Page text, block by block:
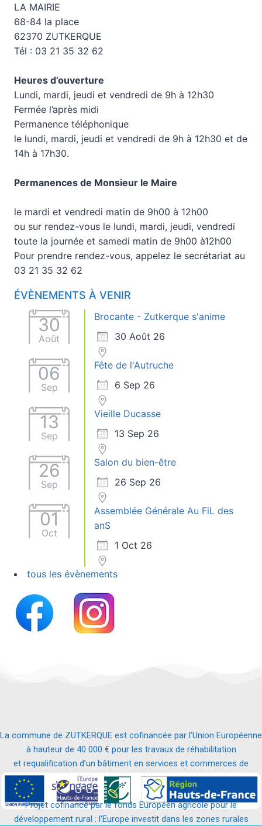
LA MAIRIE
68-84 la place
62370 ZUTKERQUE
Tél : 03 21 35 32 62
Heures d’ouverture
Lundi, mardi, jeudi et vendredi de 9h à 12h30
Fermée l’après midi
Permanence téléphonique
le lundi, mardi, jeudi et vendredi de 9h à 12h30 et de
14h à 17h30.
Permanences de Monsieur le Maire
le mardi et vendredi matin de 9h00 à 12h00
ou sur rendez-vous le lundi, mardi, jeudi, vendredi
toute la journée et samedi matin de 9h00 à12h00
Pour prendre rendez-vous, appelez le secrétariat au
03 21 35 32 62
ÉVÈNEMENTS À VENIR
30
Août
Brocante - Zutkerque s'anime
30 Août 26
06
Sep
Fête de l'Autruche
6 Sep 26
13
Sep
Vieille Ducasse
13 Sep 26
26
Sep
Salon du bien-être
26 Sep 26
01
Oct
Assemblée Générale Au FiL des
anS
1 Oct 26
tous les évènements
La commune de ZUTKERQUE est cofinancée par l’Union Européenne
à hauteur de 40 000 € pour les travaux de réhabilitation
et requalification d’un bâtiment en services et commerces de
proximité.
Projet cofinancé par le fonds Européen agricole pour le
développement rural : l’Europe investit dans les zones rurales